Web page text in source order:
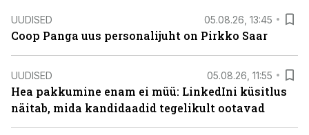
UUDISED 05.08.26, 13:45
Coop Panga uus personalijuht on Pirkko Saar
UUDISED 05.08.26, 11:55
Hea pakkumine enam ei müü: LinkedIni küsitlus
näitab, mida kandidaadid tegelikult ootavad